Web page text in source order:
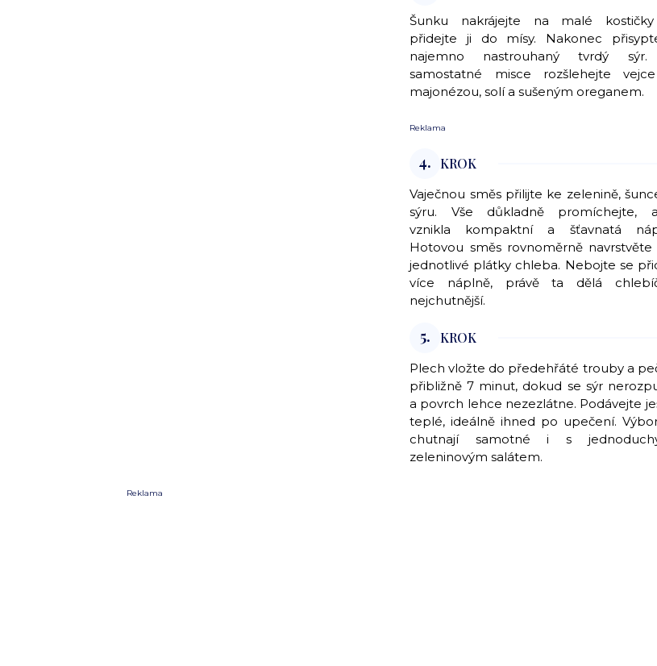
Šunku nakrájejte na malé
přidejte ji do mísy. Nakonec
najemno nastrouhaný tvrdý
samostatné misce rozšlehejte
majonézou, solí a sušeným oreganem.
Reklama
4. KROK
Vaječnou směs přilijte ke zelenině,
sýru. Vše důkladně promíchejte,
vznikla kompaktní a šťavnatá
Hotovou směs rovnoměrně navrstvěte
jednotlivé plátky chleba. Nebojte se
více náplně, právě ta dělá
nejchutnější.
5. KROK
Plech vložte do předehřáté trouby a
přibližně 7 minut, dokud se sýr
a povrch lehce nezezlátne. Podávejte
teplé, ideálně ihned po upečení.
chutnají samotné i s
zeleninovým salátem.
Reklama